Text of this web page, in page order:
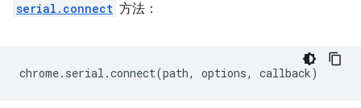
serial.connect 方法：
chrome. serial .connect(path, options, callback)